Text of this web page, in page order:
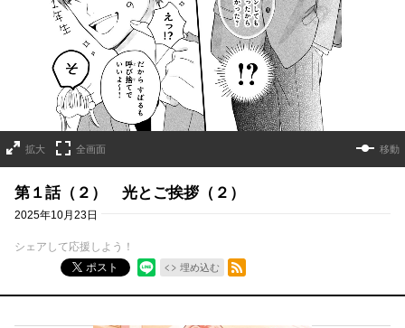
拡大 全画面 移動
第１話（２） 光とご挨拶（２）
2025年10月23日
シェアして応援しよう！
ポスト
埋め込む
RSSフィード